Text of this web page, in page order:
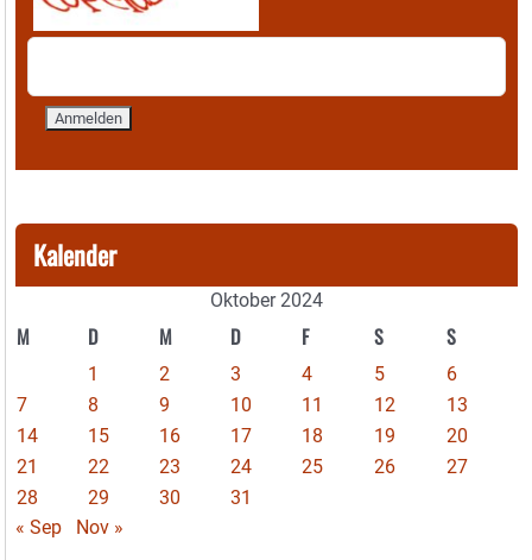
Kalender
Oktober 2024
M D M D F S S
1 2 3 4 5
6
7
8 9 10 11 12
13
14
15 16 17 18 19
20
21
22 23 24 25 26
27
28
29 30
31
« Sep
Nov »